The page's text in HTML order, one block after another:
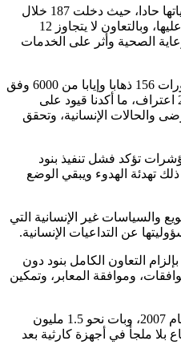
وتابع أن قطاع التوصيل بدأ في بداياتها حادا، حيث دخلت 187 خلال
أبريل من شاحنة أصلية 1500 نص عليها، وبالتعاون لا يتجاوز 12
وأثر على الخدمات
أما حركة السفر، فبلغ عدد المنشورات 156 ذهابا وإيابا من 6000 وفق
بما لا يتجاوز 26 اعتراف، ما أكدنا قيود على
الإنسانية، وتحقق
فشل تنفيذ بنود
الهدوء ويبقي الوضع
غير الإنسانية التي
التداعيات الإنسانية.
الكامل بنود دون
وموافقة المعابر، وتمكين
وتحاصر إسرائيل قطاع غزة منذ عام 2007، وبات نحو 1.5 مليون
بلا ملجأ في أجهزة كارثية بعد